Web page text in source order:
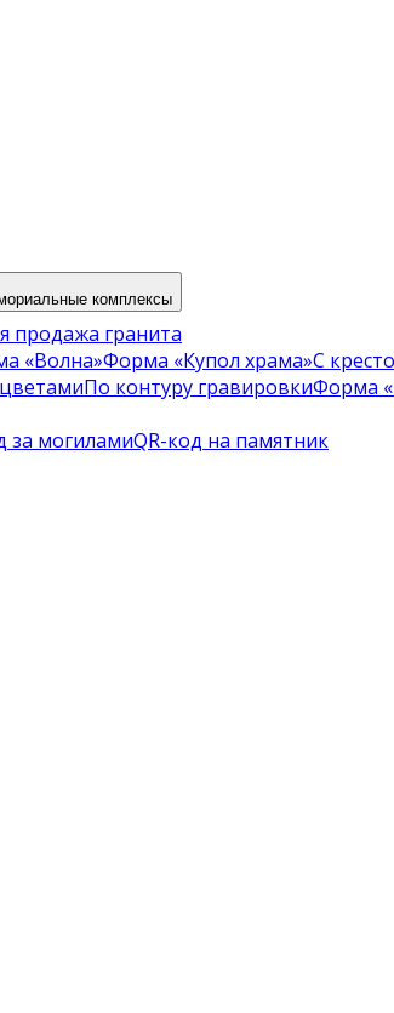
комплексы
продажа гранита
«Волна»Форма «Купол храма»С
По контуру гравировкиФорма
за могиламиQR-код на памятник